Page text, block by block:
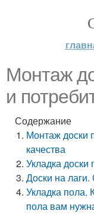
Монтаж
и
Содержание
Монтаж доски
качества
Укладка
Доски на
Укладка пола.
пола вам